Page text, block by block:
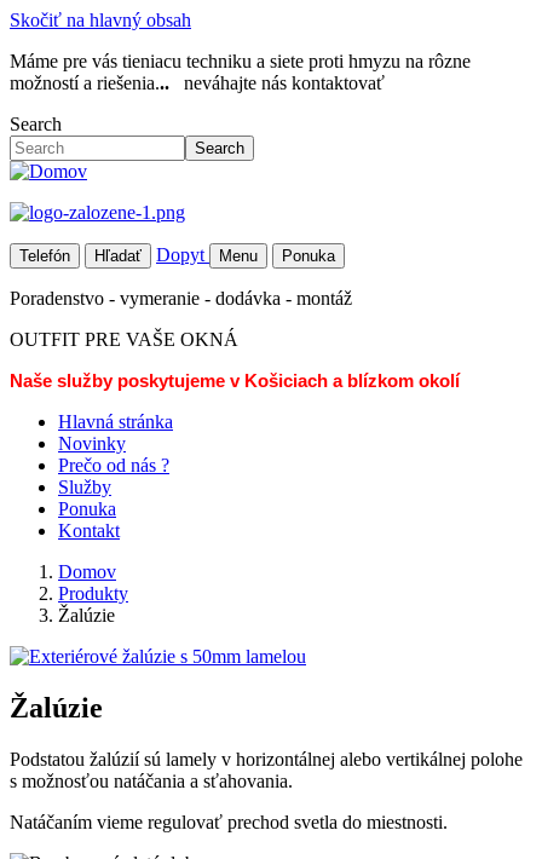
Skočiť na hlavný obsah
Máme pre vás tieniacu techniku a siete proti hmyzu na rôzne
možností a riešenia...
neváhajte nás kontaktovať
Search
Search
Telefón Hľadať Dopyt Menu Ponuka
Poradenstvo - vymeranie - dodávka - montáž
OUTFIT PRE VAŠE OKNÁ
Naše služby poskytujeme v Košiciach a blízkom okolí
Hlavná stránka
Novinky
Prečo od nás ?
Služby
Ponuka
Kontakt
Domov
Produkty
Žalúzie
Žalúzie
Podstatou žalúzií sú lamely v horizontálnej alebo vertikálnej polohe
s možnosťou natáčania a sťahovania.
Natáčaním vieme regulovať prechod svetla do miestnosti.